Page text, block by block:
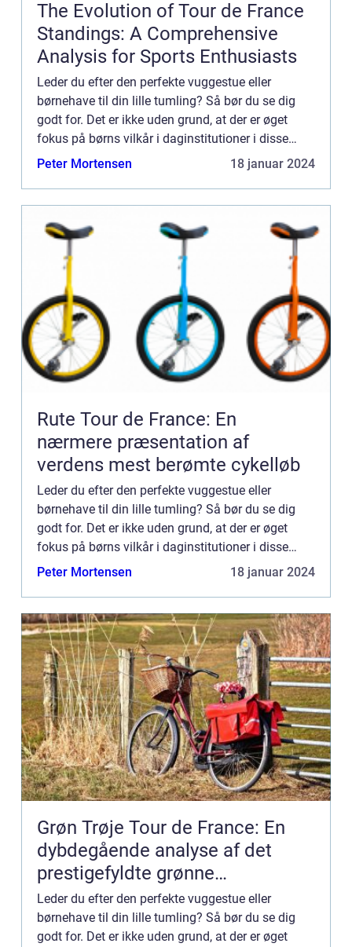
The Evolution of Tour de France
Standings: A Comprehensive
Analysis for Sports Enthusiasts
Leder du efter den perfekte vuggestue eller
børnehave til din lille tumling? Så bør du se dig
godt for. Det er ikke uden grund, at der er øget
fokus på børns vilkår i daginstitutioner i disse
dage. Mange ...
Peter Mortensen 18 januar 2024
Rute Tour de France: En
nærmere præsentation af
verdens mest berømte cykelløb
Leder du efter den perfekte vuggestue eller
børnehave til din lille tumling? Så bør du se dig
godt for. Det er ikke uden grund, at der er øget
fokus på børns vilkår i daginstitutioner i disse
dage. Mange ...
Peter Mortensen 18 januar 2024
Grøn Trøje Tour de France: En
dybdegående analyse af det
prestigefyldte grønne
pointklassement
Leder du efter den perfekte vuggestue eller
børnehave til din lille tumling? Så bør du se dig
godt for. Det er ikke uden grund, at der er øget